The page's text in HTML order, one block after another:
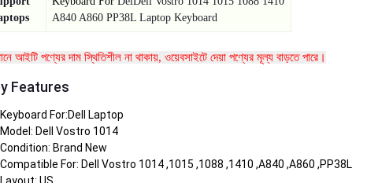
A840 A860 PP38L Laptop Keyboard
আইটি পণ্যের দাম স্থিতিশীল না থাকায়, ওয়েবসাইটে দেয়া পণ্যের মূল্য বাড়তে পারে।
Features
Keyboard For:Dell Laptop
Model: Dell Vostro 1014
Condition: Brand New
Compatible For: Dell Vostro 1014 ,1015 ,1088 ,1410 ,A840 ,A860 ,PP38L
Layout: US